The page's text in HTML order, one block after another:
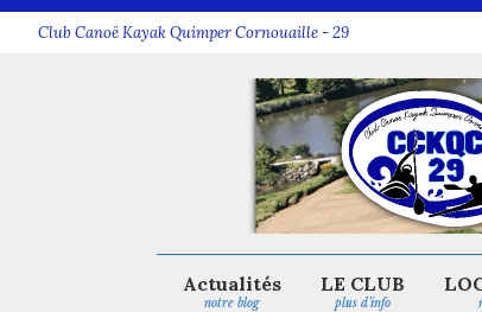
Club Canoë Kayak Quimper Cornouaille - 29
notre blog
Actualités
plus d’info
LE CLUB